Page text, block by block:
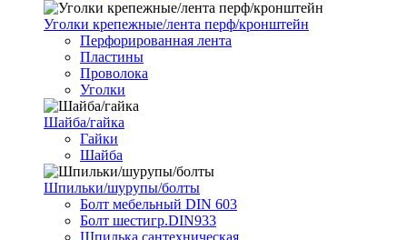
Уголки крепежные/лента перф/кронштейн
Перфорированная лента
Пластины
Проволока
Уголки
Шайба/гайка
Гайки
Шайба
Шпильки/шурупы/болты
Болт мебельный DIN 603
Болт шестигр.DIN933
Шпилька сантехническая